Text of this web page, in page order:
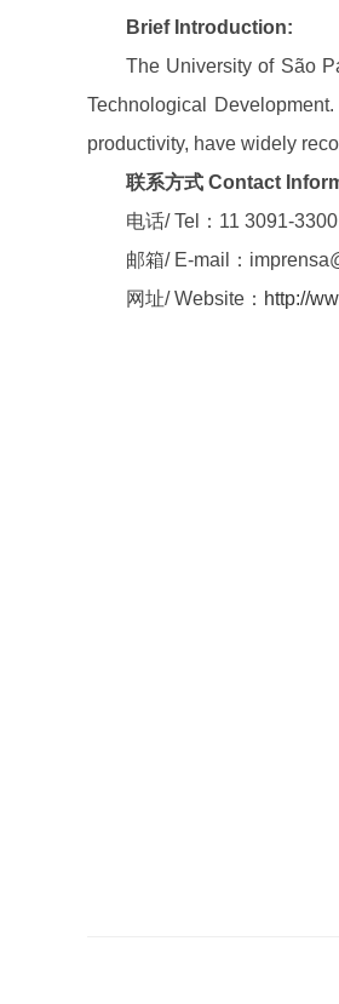
Brief Introduction:
The University of São
Technological
productivity, have widely
联系方式 Contact
电话/ Tel：11 3091-
邮箱/ E-mail：
网址/ Website： http://